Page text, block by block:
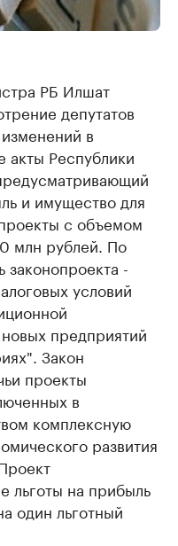
РБ Илшат
депутатов
в
акты Республики
и имущество для
с объемом
млн рублей. По
законопроекта -
условий
предприятий
Закон
проекты
в
комплексную
развития
льготы на прибыль
один льготный